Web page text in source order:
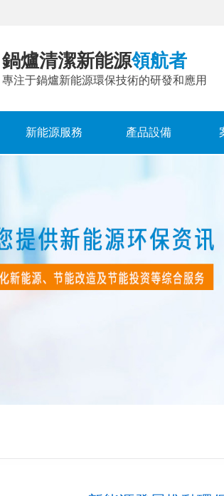
鍋爐清潔新能源領航者
專注于鍋爐新能源環保技術的研發和應用
新能源服務 產品設備